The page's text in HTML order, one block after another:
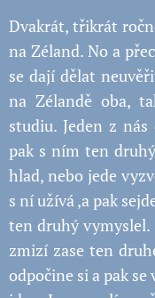
Dvakrát, třikrát
na Zéland. No a
se dají dělat
na Zélandě oba,
studiu. Jeden z
pak s ním ten
hlad, nebo jede
s ní užívá ,a pak
ten druhý vymyslel.
zmizí zase ten
odpočine si a pak